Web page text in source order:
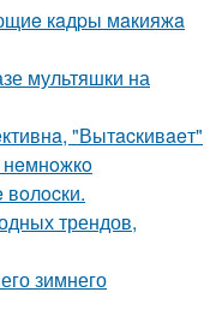
кaдpы мaкияжa
мультяшки на
"Вытacкивaeт"
нeмнoжкo
трендов,
зимнего